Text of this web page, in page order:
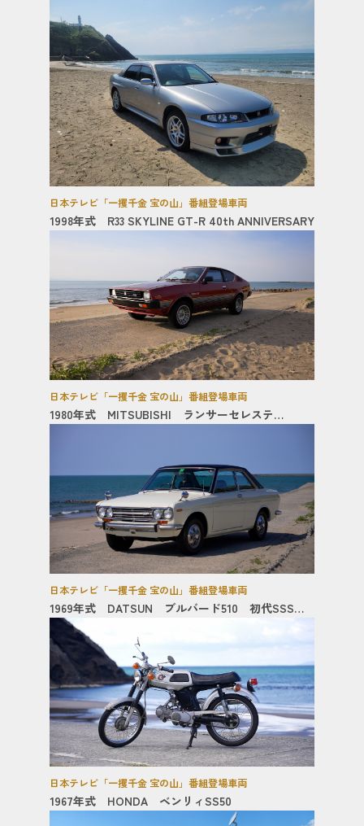
日本テレビ「一攫千金 宝の山」番組登場車両
1998年式 R33 SKYLINE GT-R 40th ANNIVERSARY
日本テレビ「一攫千金 宝の山」番組登場車両
1980年式 MITSUBISHI ランサーセレステ
日本テレビ「一攫千金 宝の山」番組登場車両
1969年式 DATSUN ブルバード510 初代SSSク
ーペ
日本テレビ「一攫千金 宝の山」番組登場車両
1967年式 HONDA ベンリィSS50